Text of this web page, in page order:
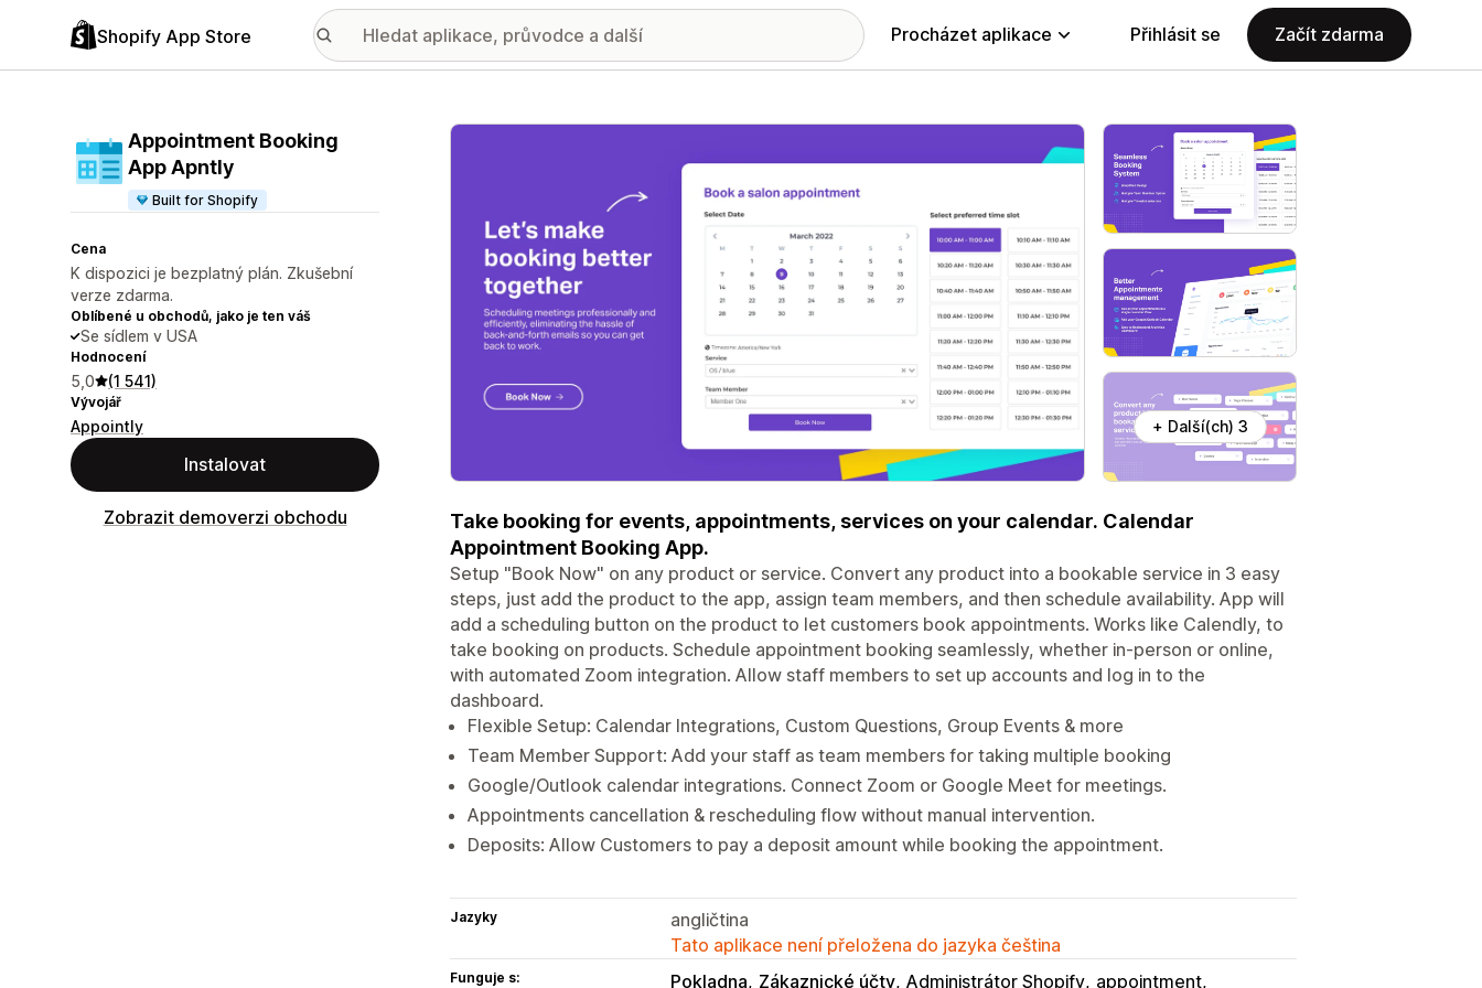
Shopify App Store Procházet aplikace Přihlásit se Začít zdarma
Appointment Booking
App Apntly
Built for Shopify
Cena
K dispozici je bezplatný plán. Zkušební
verze zdarma.
Oblíbené u obchodů, jako je ten váš
Se sídlem v USA
Hodnocení
5,0 (1 541)
Vývojář
Appointly
Instalovat
Zobrazit demoverzi obchodu
Galerie propagovaných obrázků
+ Další(ch) 3
Take booking for events, appointments, services on your calendar. Calendar
Appointment Booking App.
Setup "Book Now" on any product or service. Convert any product into a bookable service in 3 easy
steps, just add the product to the app, assign team members, and then schedule availability. App will
add a scheduling button on the product to let customers book appointments. Works like Calendly, to
take booking on products. Schedule appointment booking seamlessly, whether in-person or online,
with automated Zoom integration. Allow staff members to set up accounts and log in to the
dashboard.
Flexible Setup: Calendar Integrations, Custom Questions, Group Events & more
Team Member Support: Add your staff as team members for taking multiple booking
Google/Outlook calendar integrations. Connect Zoom or Google Meet for meetings.
Appointments cancellation & rescheduling flow without manual intervention.
Deposits: Allow Customers to pay a deposit amount while booking the appointment.
Jazyky
angličtina
Tato aplikace není přeložena do jazyka čeština
Funguje s: Pokladna Zákaznické účty Administrátor Shopify appointment